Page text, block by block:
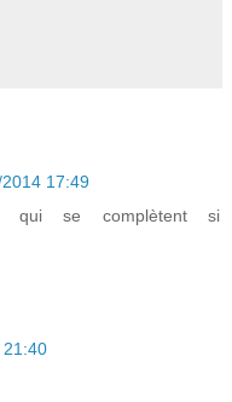
17:49
qui se complètent si